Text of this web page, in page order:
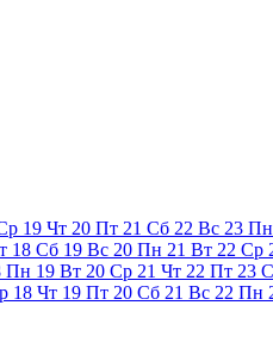
19 Чт 20 Пт 21 Сб 22 Вс 23 Пн
18 Сб 19 Вс 20 Пн 21 Вт 22 Ср
Пн 19 Вт 20 Ср 21 Чт 22 Пт 23
18 Чт 19 Пт 20 Сб 21 Вс 22 Пн